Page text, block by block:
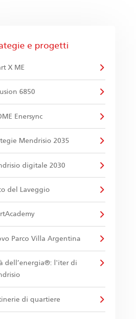
e progetti
X ME
6850
Enersync
Mendrisio 2035
digitale 2030
del Laveggio
Parco Villa Argentina
dell’energia®: l'iter di
di quartiere